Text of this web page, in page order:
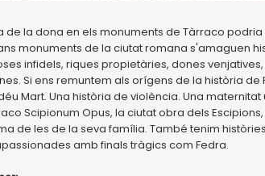
de la dona en els monuments de Tàrraco
monuments de la ciutat romana s'amaguen
infidels, riques propietàries, dones
Si ens remuntem als orígens de la història de
Mart. Una història de violència. Una
Scipionum Opus, la ciutat obra dels
de les de la seva família. També tenim
amb finals tràgics com Fedra.